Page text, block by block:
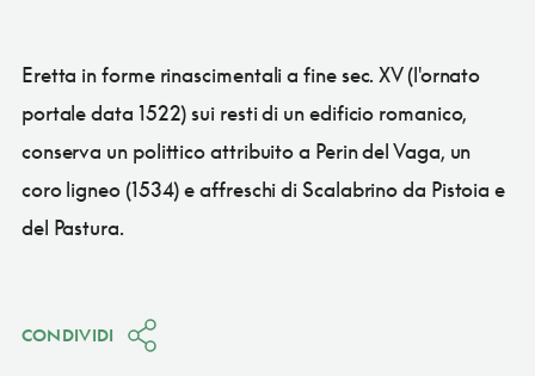
Eretta in forme rinascimentali a fine sec. XV (l'ornato
portale data 1522) sui resti di un edificio romanico,
conserva un polittico attribuito a Perin del Vaga, un
coro ligneo (1534) e affreschi di Scalabrino da Pistoia e
del Pastura.
CONDIVIDI